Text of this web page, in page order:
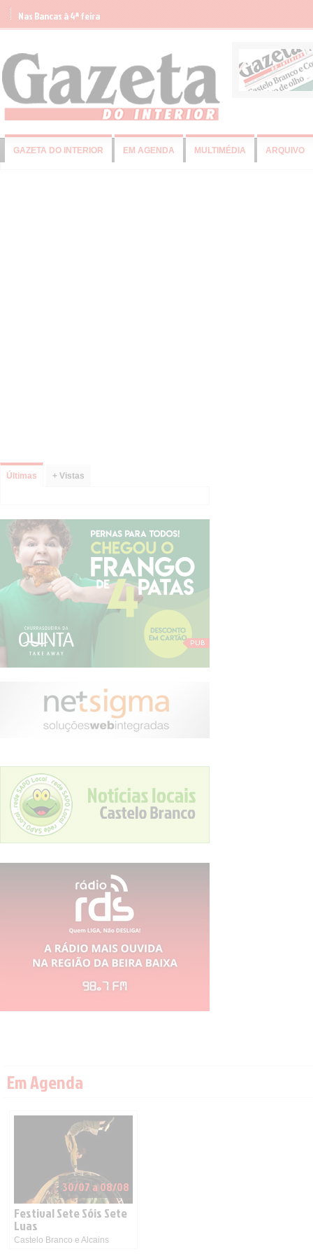
Nas Bancas à 4ª feira
GAZETA DO INTERIOR EM AGENDA MULTIMÉDIA ARQUIVO
Últimas + Vistas
Em Agenda
30/07 a 08/08
Festival Sete Sóis Sete
Luas
Castelo Branco e Alcains